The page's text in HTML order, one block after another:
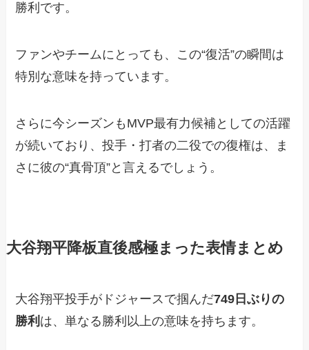
勝利です。
ファンやチームにとっても、この“復活”の瞬間は
特別な意味を持っています。
さらに今シーズンもMVP最有力候補としての活躍
が続いており、投手・打者の二役での復権は、ま
さに彼の“真骨頂”と言えるでしょう。
大谷翔平降板直後感極まった表情まとめ
大谷翔平投手がドジャースで掴んだ749日ぶりの
勝利 は、単なる勝利以上の意味を持ちます。